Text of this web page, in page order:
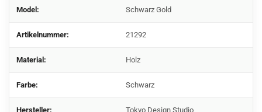
Model: Schwarz Gold
Artikelnummer: 21292
Material: Holz
Farbe: Schwarz
Hersteller: Tokyo Design Studio